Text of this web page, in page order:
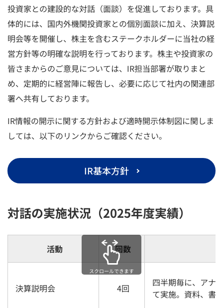
投資家との建設的な対話（面談）を促進しております。具
体的には、国内外機関投資家との個別面談に加え、決算説
明会等を開催し、株主を含むステークホルダーに当社の経
営方針等の明確な説明を行っております。株主や投資家の
皆さまからのご意見については、IR担当部署が取りまと
め、定期的に経営陣に報告し、必要に応じて社内の関連部
署へ共有しております。
IR情報の開示に関する方針および適時開示体制図に関しま
しては、以下のリンクからご確認ください。
IR基本方針
対話の実施状況（2025年度実績）
活動 回数
決算説明会 4回
四半期毎に、アナ
て実施。資料、書
スクロールできます